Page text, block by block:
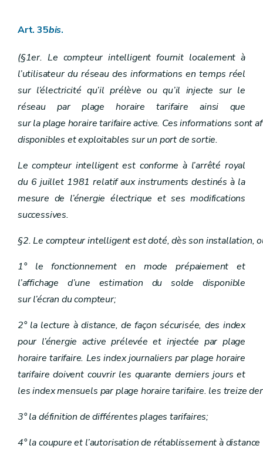
Chapitre XIV
Art. 57
Art. 58
Art. 59
Art. 60
Art. 61
Art. 62
Art. 63
Art. 35bis.
(§1er. Le compteur intelligent fournit localement à
l’utilisateur du réseau des informations en temps réel
sur l’électricité qu’il prélève ou qu’il injecte sur le
réseau par plage horaire tarifaire ainsi que
sur la plage horaire tarifaire active. Ces informations sont
disponibles et exploitables sur un port de sortie.
Le compteur intelligent est conforme à l’arrêté royal
du 6 juillet 1981 relatif aux instruments destinés à la
mesure de l’énergie électrique et ses modifications
successives.
§2. Le compteur intelligent est doté, dès son installation,
1° le fonctionnement en mode prépaiement et
l’affichage d’une estimation du solde disponible
sur l’écran du compteur;
2° la lecture à distance, de façon sécurisée, des index
pour l’énergie active prélevée et injectée par plage
horaire tarifaire. Les index journaliers par plage horaire
tarifaire doivent couvrir les quarante derniers jours et
les index mensuels par plage horaire tarifaire. les treize
3° la définition de différentes plages tarifaires;
4° la coupure et l’autorisation de rétablissement à distance